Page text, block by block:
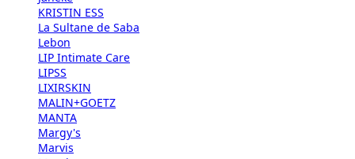
KRISTIN ESS
La Sultane de Saba
Lebon
LIP Intimate Care
LIPSS
LIXIRSKIN
MALIN+GOETZ
MANTA
Margy's
Marvis